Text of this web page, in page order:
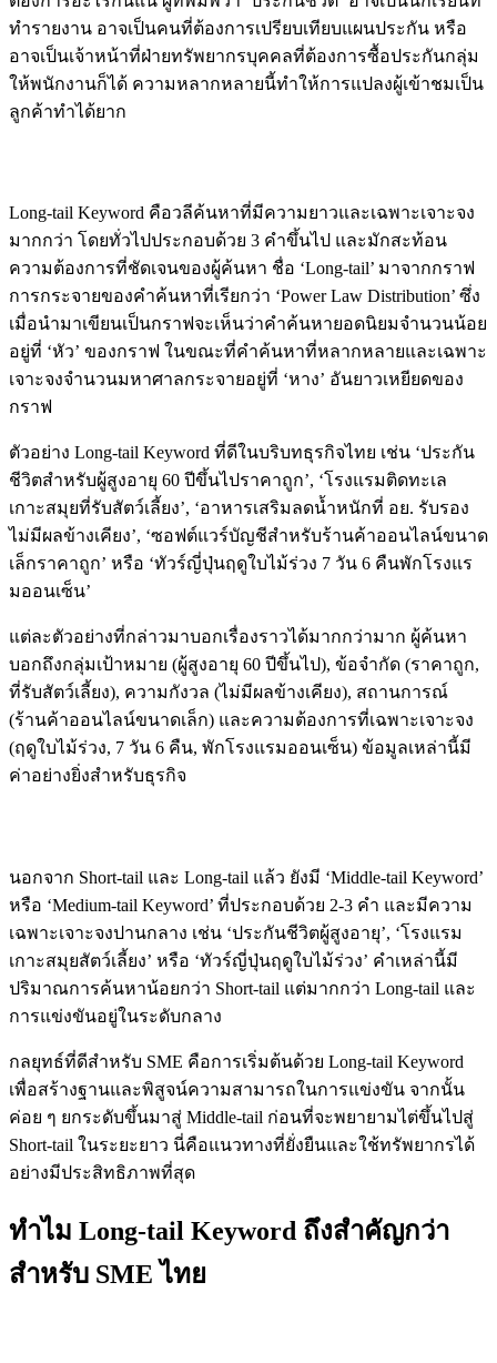
ทำรายงาน อาจเป็นคนที่ต้องการเปรียบเทียบแผนประกัน หรือ
อาจเป็นเจ้าหน้าที่ฝ่ายทรัพยากรบุคคลที่ต้องการซื้อประกันกลุ่ม
ให้พนักงานก็ได้ ความหลากหลายนี้ทำให้การแปลงผู้เข้าชมเป็น
ลูกค้าทำได้ยาก
Long-tail Keyword คือวลีค้นหาที่มีความยาวและเฉพาะเจาะจง
มากกว่า โดยทั่วไปประกอบด้วย 3 คำขึ้นไป และมักสะท้อน
ความต้องการที่ชัดเจนของผู้ค้นหา ชื่อ ‘Long-tail’ มาจากกราฟ
การกระจายของคำค้นหาที่เรียกว่า ‘Power Law Distribution’ ซึ่ง
เมื่อนำมาเขียนเป็นกราฟจะเห็นว่าคำค้นหายอดนิยมจำนวนน้อย
อยู่ที่ ‘หัว’ ของกราฟ ในขณะที่คำค้นหาที่หลากหลายและเฉพาะ
เจาะจงจำนวนมหาศาลกระจายอยู่ที่ ‘หาง’ อันยาวเหยียดของ
กราฟ
ตัวอย่าง Long-tail Keyword ที่ดีในบริบทธุรกิจไทย เช่น ‘ประกัน
ชีวิตสำหรับผู้สูงอายุ 60 ปีขึ้นไปราคาถูก’, ‘โรงแรมติดทะเล
เกาะสมุยที่รับสัตว์เลี้ยง’, ‘อาหารเสริมลดน้ำหนักที่ อย. รับรอง
ไม่มีผลข้างเคียง’, ‘ซอฟต์แวร์บัญชีสำหรับร้านค้าออนไลน์ขนาด
เล็กราคาถูก’ หรือ ‘ทัวร์ญี่ปุ่นฤดูใบไม้ร่วง 7 วัน 6 คืนพักโรงแร
มออนเซ็น’
แต่ละตัวอย่างที่กล่าวมาบอกเรื่องราวได้มากกว่ามาก ผู้ค้นหา
บอกถึงกลุ่มเป้าหมาย (ผู้สูงอายุ 60 ปีขึ้นไป), ข้อจำกัด (ราคาถูก,
ที่รับสัตว์เลี้ยง), ความกังวล (ไม่มีผลข้างเคียง), สถานการณ์
(ร้านค้าออนไลน์ขนาดเล็ก) และความต้องการที่เฉพาะเจาะจง
(ฤดูใบไม้ร่วง, 7 วัน 6 คืน, พักโรงแรมออนเซ็น) ข้อมูลเหล่านี้มี
ค่าอย่างยิ่งสำหรับธุรกิจ
นอกจาก Short-tail และ Long-tail แล้ว ยังมี ‘Middle-tail Keyword’
หรือ ‘Medium-tail Keyword’ ที่ประกอบด้วย 2-3 คำ และมีความ
เฉพาะเจาะจงปานกลาง เช่น ‘ประกันชีวิตผู้สูงอายุ’, ‘โรงแรม
เกาะสมุยสัตว์เลี้ยง’ หรือ ‘ทัวร์ญี่ปุ่นฤดูใบไม้ร่วง’ คำเหล่านี้มี
ปริมาณการค้นหาน้อยกว่า Short-tail แต่มากกว่า Long-tail และ
การแข่งขันอยู่ในระดับกลาง
กลยุทธ์ที่ดีสำหรับ SME คือการเริ่มต้นด้วย Long-tail Keyword
เพื่อสร้างฐานและพิสูจน์ความสามารถในการแข่งขัน จากนั้น
ค่อย ๆ ยกระดับขึ้นมาสู่ Middle-tail ก่อนที่จะพยายามไต่ขึ้นไปสู่
Short-tail ในระยะยาว นี่คือแนวทางที่ยั่งยืนและใช้ทรัพยากรได้
อย่างมีประสิทธิภาพที่สุด
ทำไม Long-tail Keyword ถึงสำคัญกว่า
สำหรับ SME ไทย